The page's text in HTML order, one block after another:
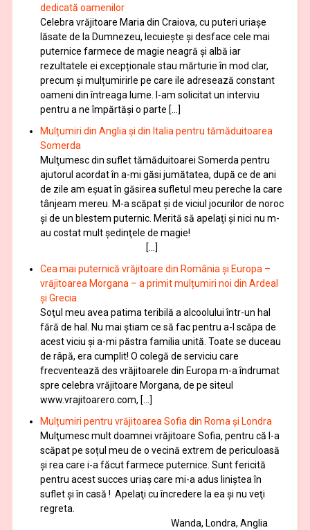
dedicată oamenilor
Celebra vrăjitoare Maria din Craiova, cu puteri uriașe
lăsate de la Dumnezeu, lecuieşte şi desface cele mai
puternice farmece de magie neagră şi albă iar
rezultatele ei excepționale stau mărturie în mod clar,
precum și mulțumirirle pe care ile adresează constant
oameni din întreaga lume. I-am solicitat un interviu
pentru a ne împărtăși o parte […]
Mulțumiri din Anglia și din Italia pentru tămăduitoarea
Somerda
Mulţumesc din suflet tămăduitoarei Somerda pentru
ajutorul acordat în a-mi găsi jumătatea, după ce de ani
de zile am eşuat în găsirea sufletul meu pereche la care
tânjeam mereu. M-a scăpat şi de viciul jocurilor de noroc
şi de un blestem puternic. Merită să apelaţi şi nici nu m-
au costat mult şedinţele de magie!
[…]
Cea mai puternică vrăjitoare din România și Europa –
vrăjitoarea Morgana – a primit mulțumiri noi din Ardeal
și Grecia
Soţul meu avea patima teribilă a alcoolului într-un hal
fără de hal. Nu mai ştiam ce să fac pentru a-l scăpa de
acest viciu şi a-mi păstra familia unită. Toate se duceau
de râpă, era cumplit! O colegă de serviciu care
frecventează des vrăjitoarele din Europa m-a îndrumat
spre celebra vrăjitoare Morgana, de pe siteul
www.vrajitoarero.com, […]
Mulțumiri pentru vrăjitoarea Sofia din Roma și Londra
Mulţumesc mult doamnei vrăjitoare Sofia, pentru că l-a
scăpat pe soțul meu de o vecină extrem de periculoasă
și rea care i-a făcut farmece puternice. Sunt fericită
pentru acest succes uriaș care mi-a adus liniștea în
suflet și în casă ! Apelaţi cu încredere la ea şi nu veţi
regreta.
Wanda, Londra, Anglia